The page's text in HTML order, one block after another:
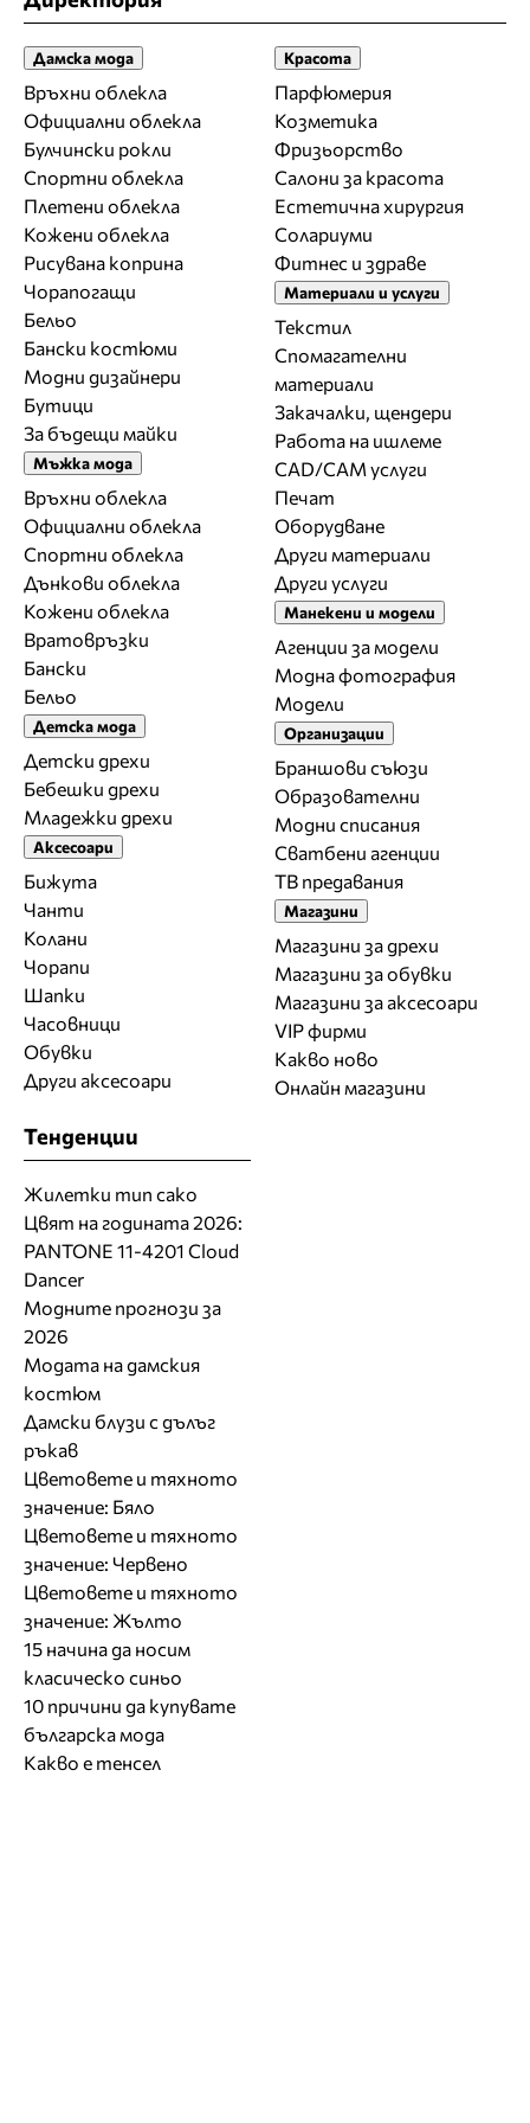
Дамска мода
Връхни облекла
Официални облекла
Булчински рокли
Спортни облекла
Плетени облекла
Кожени облекла
Рисувана коприна
Чорапогащи
Бельо
Бански костюми
Модни дизайнери
Бутици
За бъдещи майки
Мъжка мода
Връхни облекла
Официални облекла
Спортни облекла
Дънкови облекла
Кожени облекла
Вратовръзки
Бански
Бельо
Детска мода
Детски дрехи
Бебешки дрехи
Младежки дрехи
Аксесоари
Бижута
Чанти
Колани
Чорапи
Шапки
Часовници
Обувки
Други аксесоари
Красота
Парфюмерия
Козметика
Фризьорство
Салони за красота
Естетична хирургия
Солариуми
Фитнес и здраве
Материали и услуги
Текстил
Спомагателни
материали
Закачалки, щендери
Работа на ишлеме
CAD/CAM услуги
Печат
Оборудване
Други материали
Други услуги
Манекени и модели
Агенции за модели
Модна фотография
Модели
Организации
Браншови съюзи
Образователни
Модни списания
Сватбени агенции
ТВ предавания
Магазини
Магазини за дрехи
Магазини за обувки
Магазини за aксесоари
VIP фирми
Какво ново
Онлайн магазини
Тенденции
Жилетки тип сако
Цвят на годината 2026:
PANTONE 11-4201 Cloud
Dancer
Модните прогнози за
2026
Модата на дамския
костюм
Дамски блузи с дълъг
ръкав
Цветовете и тяхното
значение: Бяло
Цветовете и тяхното
значение: Червено
Цветовете и тяхното
значение: Жълто
15 начина да носим
класическо синьо
10 причини да купувате
българска мода
Какво е тенсел